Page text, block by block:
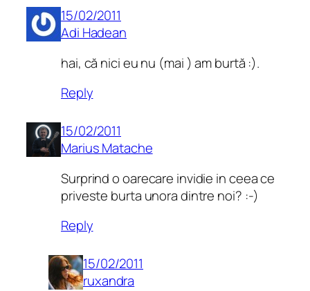
15/02/2011
Adi Hadean
hai, că nici eu nu (mai ) am burtă :).
Reply
15/02/2011
Marius Matache
Surprind o oarecare invidie in ceea ce
priveste burta unora dintre noi? :-)
Reply
15/02/2011
ruxandra